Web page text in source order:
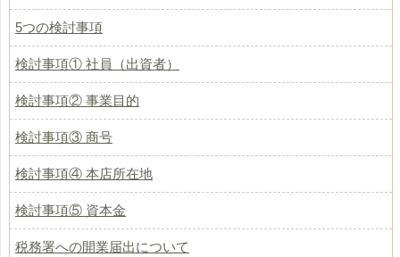
5つの検討事項
検討事項① 社員（出資者）
検討事項② 事業目的
検討事項③ 商号
検討事項④ 本店所在地
検討事項⑤ 資本金
税務署への開業届出について